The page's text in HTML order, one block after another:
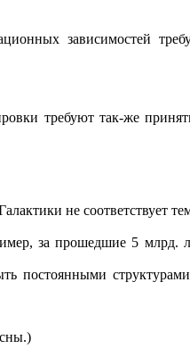
зависимостей
требуют так-же
не соответствует
за прошедшие 5 млрд.
постоянными